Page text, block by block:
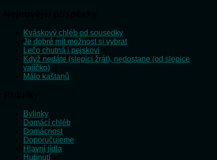
Kváskový chléb od sousedky
Je dobré mít možnost si vybrat
Lečo chutná i pejskovi
Když nedáte (slepici žrát), nedostane (od slepice
vajíčko)
Málo kaštanů
Bylinky
Domácí chléb
Domácnost
Doporučujeme
Hlavní jídla
Hubnutí